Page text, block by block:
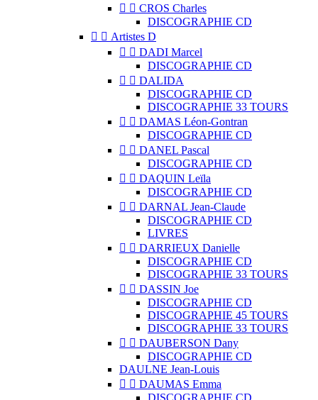
  CROS Charles
DISCOGRAPHIE CD
  Artistes D
  DADI Marcel
DISCOGRAPHIE CD
  DALIDA
DISCOGRAPHIE CD
DISCOGRAPHIE 33 TOURS
  DAMAS Léon-Gontran
DISCOGRAPHIE CD
  DANEL Pascal
DISCOGRAPHIE CD
  DAQUIN Leïla
DISCOGRAPHIE CD
  DARNAL Jean-Claude
DISCOGRAPHIE CD
LIVRES
  DARRIEUX Danielle
DISCOGRAPHIE CD
DISCOGRAPHIE 33 TOURS
  DASSIN Joe
DISCOGRAPHIE CD
DISCOGRAPHIE 45 TOURS
DISCOGRAPHIE 33 TOURS
  DAUBERSON Dany
DISCOGRAPHIE CD
DAULNE Jean-Louis
  DAUMAS Emma
DISCOGRAPHIE CD